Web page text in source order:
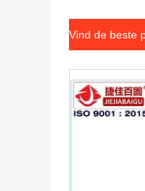
Vind de beste